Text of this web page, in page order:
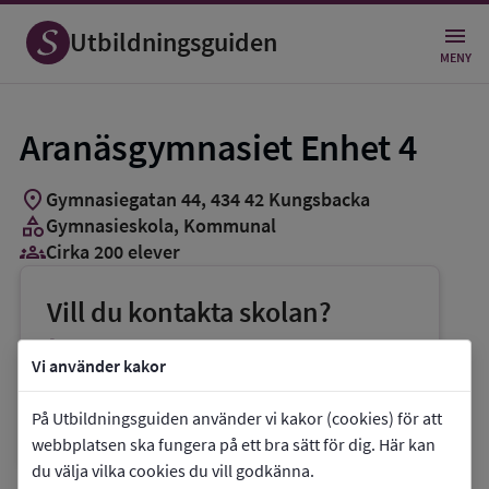
Vi använder kakor
På Utbildningsguiden använder vi kakor (cookies) för att
webbplatsen ska fungera på ett bra sätt för dig. Här kan
du välja vilka cookies du vill godkänna.
Utbildningsguiden MENY
Aranäsgymnasiet Enhet 4
location_on Gymnasiegatan 44, 43442 Kungsbacka
categoryGymnasieskola, Kommunal
groups_3Cirka 200 elever
Vill du kontakta skolan?
phoneTelefon:0300-834000
mailE-post:aranasgymnasiet@kungsbacka.se
linkWebbplats:Aranäsgymnasiet Enhet 4